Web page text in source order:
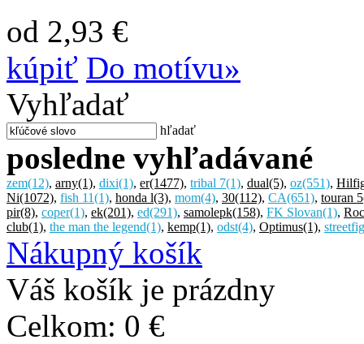
od 2,93 €
kúpiť Do motívu»
Vyhľadať
hľadať
posledne vyhľadávané
zem(12), arny(1), dixi(1), er(1477), tribal 7(1), dual(5), oz(551),
Ni(1072), fish 11(1), honda l(3), mom(4), 30(112), CA(651), touran 5
pir(8), coper(1), ek(201), ed(291), samolepk(158), FK Slovan(1),
club(1), the man the legend(1), kemp(1), odst(4), Optimus(1),
Nákupný košík
Váš košík je prázdny
Celkom: 0 €